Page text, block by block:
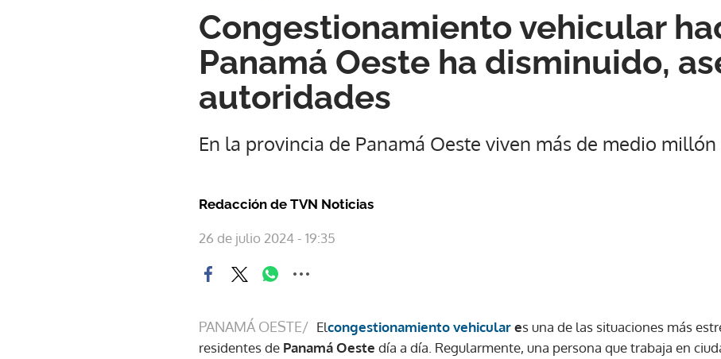
Congestionamiento vehicular
Panamá Oeste ha disminuido,
autoridades
En la provincia de Panamá Oeste viven más de medio
Redacción de TVN Noticias
26 de julio 2024 - 19:35
PANAMÁ OESTE/ Elcongestionamiento vehiculares una de las situaciones más
residentes de Panamá Oeste día a día. Regularmente, una persona que trabaja en